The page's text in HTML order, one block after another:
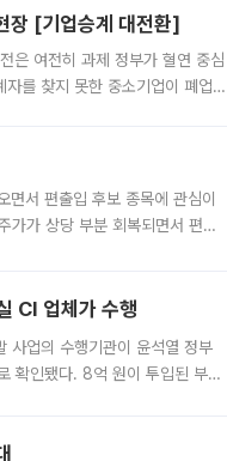
장 [기업승계 대전환]
은 여전히 과제 정부가 혈연 중심
를 찾지 못한 중소기업이 폐업
서 편출입 후보 종목에 관심이
가가 상당 부분 회복되면서 편입
CI 업체가 수행
사업의 수행기관이 윤석열 정부
확인됐다. 8억 원이 투입된 부산